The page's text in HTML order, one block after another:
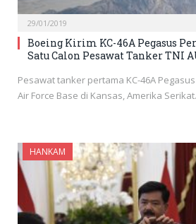
29/01/2019
Boeing Kirim KC-46A Pegasus
Satu Calon Pesawat Tanker TNI
Pesawat tanker pertama KC-46A
Air Force Base di Kansas, Amerika
HANKAM